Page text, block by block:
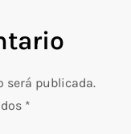
será publicada.
*